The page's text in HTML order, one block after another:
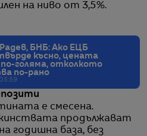
на ниво от 3,5%.
БНБ: Ако ЕЦБ
късно, цената
голяма, отколкото
по-рано
е смесена.
продължават
годишна база, без